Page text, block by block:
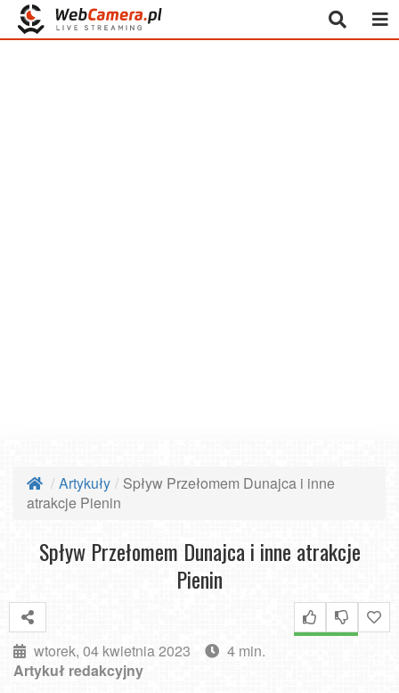
Artykuły
Spływ Przełomem Dunajca i inne
atrakcje Pienin
Spływ Przełomem Dunajca i inne atrakcje
Pienin
wtorek, 04 kwietnia 2023
4 min.
Artykuł redakcyjny